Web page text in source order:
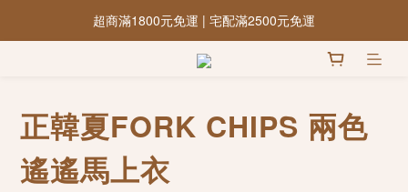
超商滿1800元免運 | 宅配滿2500元免運
正韓夏FORK CHIPS 兩色
遙遙馬上衣